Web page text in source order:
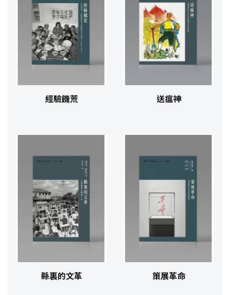
經驗饑荒 送瘟神
縣裏的文革 策展革命